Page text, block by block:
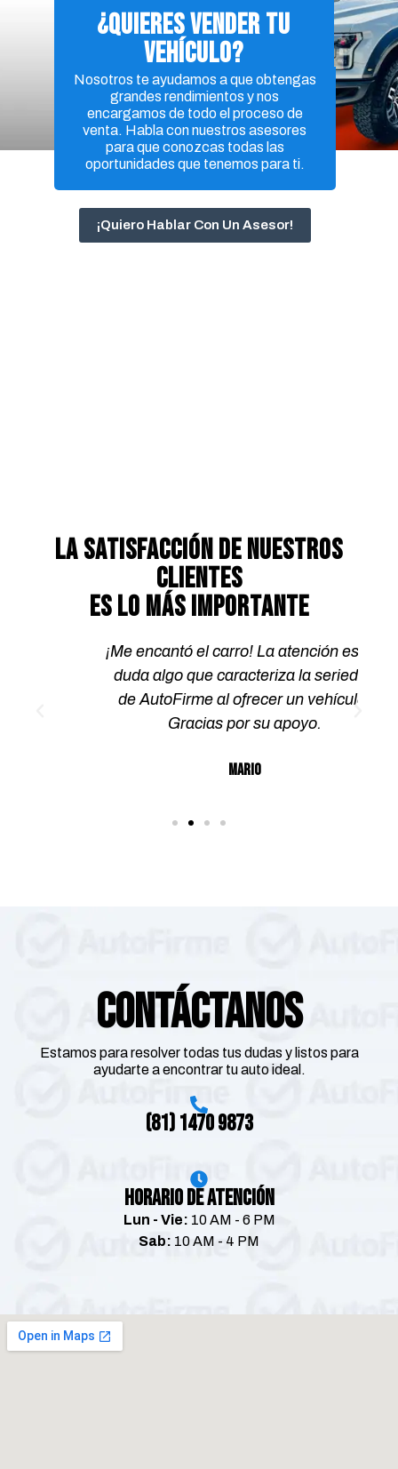
¿Quieres vender tu
vehículo?
Nosotros te ayudamos a que obtengas
grandes rendimientos y nos
encargamos de todo el proceso de
venta. Habla con nuestros asesores
para que conozcas todas las
oportunidades que tenemos para ti.
¡Quiero Hablar Con Un Asesor!
LA SATISFACCIÓN DE NUESTROS
CLIENTES
ES LO MÁS IMPORTANTE
¡Me encantó el carro! La atención es sin
duda algo que caracteriza la seriedad
de AutoFirme al ofrecer un vehículo.
Gracias por su apoyo.
Contáctanos
Estamos para resolver todas tus dudas y listos para
ayudarte a encontrar tu auto ideal.
(81) 1470 9873
Horario de Atención
Lun - Vie: 10 AM - 6 PM
Sab: 10 AM - 4 PM